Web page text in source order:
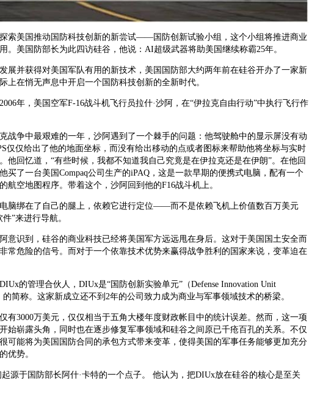
索美国推动国防科技创新的新尝试——国防创新试验小组，这个小组将推进商业
。美国防部长为此四访硅谷，他说：AI超级武器将助美国继续称霸25年。
展并获得对美国军队有用的新技术，美国国防部大约两年前在硅谷开办了一家新
上在悄无声息中开启一个国防科技创新的全新时代。
年，美国空军F-16战斗机飞行员拉什·沙阿，在“伊拉克自由行动”中执行飞行作
战争中最艰难的一年，沙阿遇到了一个棘手的问题：他驾驶舱中的显示屏没有动
仅仅给出了他的地面坐标，而没有给出移动的点或者图标来帮助他将坐标与实时
他回忆道，“有些时候，我都不知道我自己究竟是在伊拉克还是在伊朗”。在他回
买了一台美国Compaq公司生产的iPAQ，这是一款早期的便携式电脑，配有一个
航空地图程序。带着这个，沙阿回到他的F16战斗机上。
脑绑在了自己的腿上，依赖它进行定位——而不是依赖飞机上价值数百万美元
”来进行导航。
意识到，硅谷的商业科技已经将美国军方远远甩在身后。这对于美国国土安全而
常危险的信号。而对于一个依靠技术优势来赢得战争胜利的国家来说，变革迫在
的管理合伙人，DIUx是“国防创新实验单元”（Defense Innovation Unit
的简称。这家新成立还不到2年的公司致力成为商业与军事领域技术的桥梁。
有3000万美元，仅仅相当于五角大楼年度财政帐目中的统计误差。然而，这一项
始崭露头角，同时也在逐步修复军事领域和硅谷之间原已千疮百孔的关系。不仅
可能将为美国国防合同的承包方式带来变革，使得美国的军事任务能够更加充分
优势。
源于国防部长阿什·卡特的一个点子。 他认为，把DIUx放在硅谷的核心是至关